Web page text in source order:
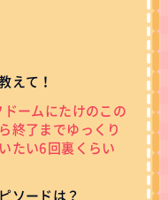
えて！
ームにたけのこの
終了までゆっくり
たい6回裏くらい
ソードは？